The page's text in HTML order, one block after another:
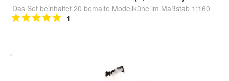
Das Set beinhaltet 20 bemalte Modellkühe im Maßstab 1:160
1